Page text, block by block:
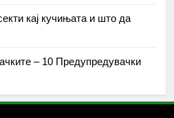
кај кучињата и што да
– 10 Предупредувачки